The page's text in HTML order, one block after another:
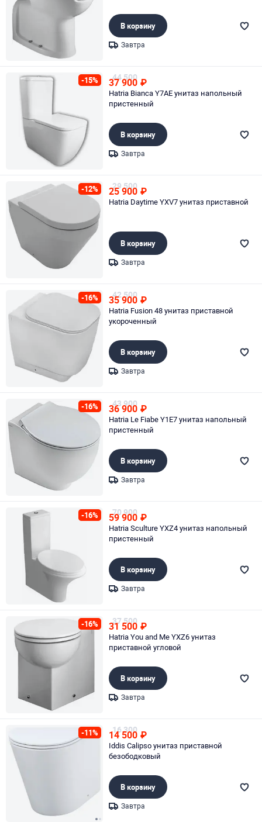
В корзину
Завтра
-15% 44 500
37 900 ₽
Hatria Bianca Y7AE унитаз напольный
пристенный
В корзину
Завтра
-12% 29 500
25 900 ₽
Hatria Daytime YXV7 унитаз приставной
В корзину
Завтра
-16% 42 500
35 900 ₽
Hatria Fusion 48 унитаз приставной
укороченный
В корзину
Завтра
-16% 43 900
36 900 ₽
Hatria Le Fiabe Y1E7 унитаз напольный
пристенный
В корзину
Завтра
-16% 70 900
59 900 ₽
Hatria Sculture YXZ4 унитаз напольный
пристенный
В корзину
Завтра
-16% 37 500
31 500 ₽
Hatria You and Me YXZ6 унитаз
приставной угловой
В корзину
Завтра
-11% 16 300
14 500 ₽
Iddis Calipso унитаз приставной
безободковый
В корзину
Завтра